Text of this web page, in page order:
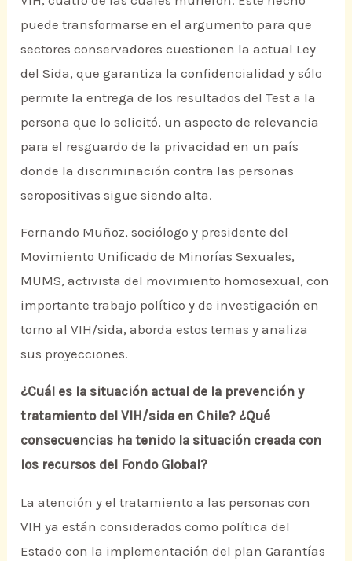
puede transformarse en el argumento para que
sectores conservadores cuestionen la actual Ley
del Sida, que garantiza la confidencialidad y sólo
permite la entrega de los resultados del Test a la
persona que lo solicitó, un aspecto de relevancia
para el resguardo de la privacidad en un país
donde la discriminación contra las personas
seropositivas sigue siendo alta.
Fernando Muñoz, sociólogo y presidente del
Movimiento Unificado de Minorías Sexuales,
MUMS, activista del movimiento homosexual, con
importante trabajo político y de investigación en
torno al VIH/sida, aborda estos temas y analiza
sus proyecciones.
¿Cuál es la situación actual de la prevención y
tratamiento del VIH/sida en Chile? ¿Qué
consecuencias ha tenido la situación creada con
los recursos del Fondo Global?
La atención y el tratamiento a las personas con
VIH ya están considerados como política del
Estado con la implementación del plan Garantías